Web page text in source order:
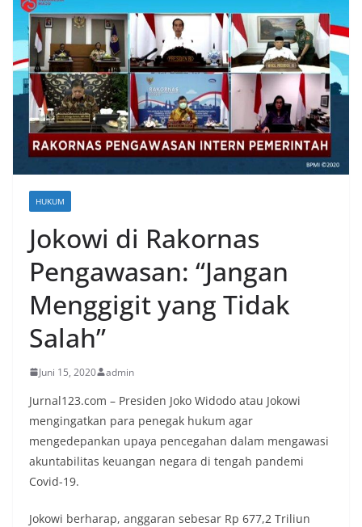
HUKUM
Jokowi di Rakornas
Pengawasan: “Jangan
Menggigit yang Tidak
Salah”
Juni 15, 2020 admin
Jurnal123.com – Presiden Joko Widodo atau Jokowi
mengingatkan para penegak hukum agar
mengedepankan upaya pencegahan dalam mengawasi
akuntabilitas keuangan negara di tengah pandemi
Covid-19.
Jokowi berharap, anggaran sebesar Rp 677,2 Triliun